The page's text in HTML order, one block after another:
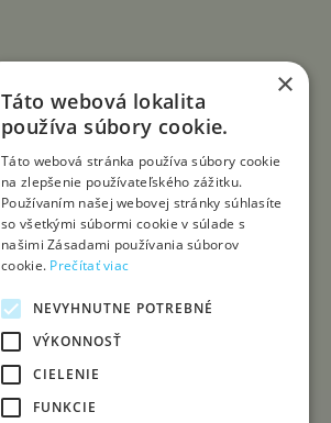
×
Táto webová lokalita
používa súbory cookie.
Táto webová stránka používa súbory cookie
na zlepšenie používateľského zážitku.
Používaním našej webovej stránky súhlasíte
so všetkými súbormi cookie v súlade s
našimi Zásadami používania súborov
cookie. Prečítať viac
NEVYHNUTNE POTREBNÉ
VÝKONNOSŤ
CIELENIE
FUNKCIE